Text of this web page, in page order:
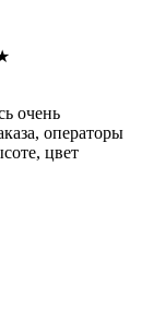
очень
операторы
цвет